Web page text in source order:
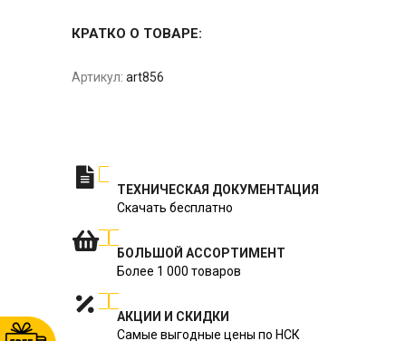
КРАТКО О ТОВАРЕ:
Артикул: art856
ТЕХНИЧЕСКАЯ ДОКУМЕНТАЦИЯ
Скачать бесплатно
БОЛЬШОЙ АССОРТИМЕНТ
Более 1 000 товаров
АКЦИИ И СКИДКИ
Самые выгодные цены по НСК